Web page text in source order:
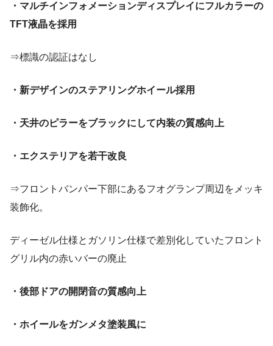
・マルチインフォメーションディスプレイにフルカラーの
TFT液晶を採用
⇒標識の認証はなし
・新デザインのステアリングホイール採用
・天井のピラーをブラックにして内装の質感向上
・エクステリアを若干改良
⇒フロントバンパー下部にあるフオグランプ周辺をメッキ
装飾化。
ディーゼル仕様とガソリン仕様で差別化していたフロント
グリル内の赤いバーの廃止
・後部ドアの開閉音の質感向上
・ホイールをガンメタ塗装風に